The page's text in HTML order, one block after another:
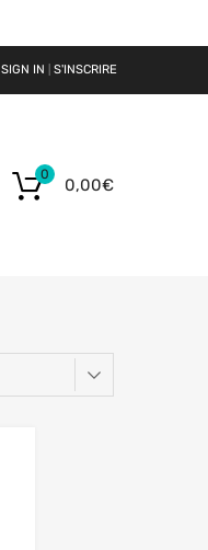
SIGN IN S'INSCRIRE
0,00€
0